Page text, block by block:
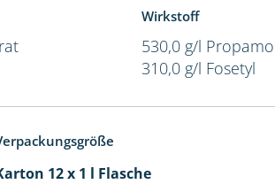
Wirkstoff
530,0 g/l
310,0 g/l Fosetyl
12 x 1 l Flasche